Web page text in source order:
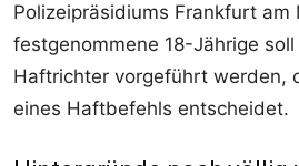
Polizeipräsidiums Frankfurt am
festgenommene 18-Jährige
Haftrichter vorgeführt werden,
eines Haftbefehls entscheidet.